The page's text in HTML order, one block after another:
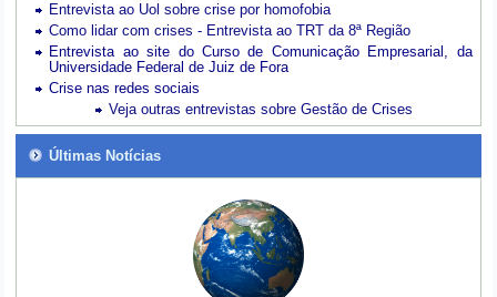
Entrevista ao Uol sobre crise por homofobia
Como lidar com crises - Entrevista ao TRT da 8ª Região
Entrevista ao site do Curso de Comunicação Empresarial, da
Universidade Federal de Juiz de Fora
Crise nas redes sociais
Veja outras entrevistas sobre Gestão de Crises
Últimas Notícias